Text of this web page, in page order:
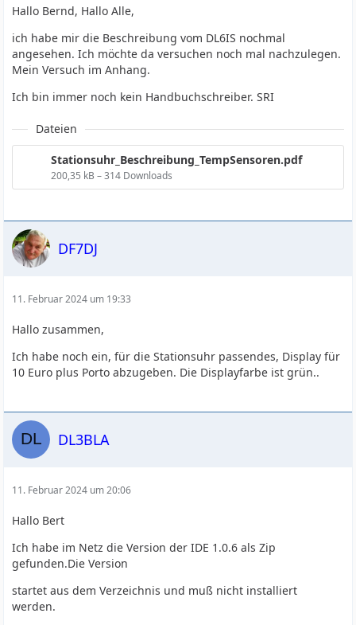
Hallo Bernd, Hallo Alle,
ich habe mir die Beschreibung vom DL6IS nochmal
angesehen. Ich möchte da versuchen noch mal nachzulegen.
Mein Versuch im Anhang.
Ich bin immer noch kein Handbuchschreiber. SRI
Dateien
Stationsuhr_Beschreibung_TempSensoren.pdf
200,35 kB – 314 Downloads
DF7DJ
11. Februar 2024 um 19:33
Hallo zusammen,
Ich habe noch ein, für die Stationsuhr passendes, Display für
10 Euro plus Porto abzugeben. Die Displayfarbe ist grün..
DL3BLA
11. Februar 2024 um 20:06
Hallo Bert
Ich habe im Netz die Version der IDE 1.0.6 als Zip
gefunden.Die Version
startet aus dem Verzeichnis und muß nicht installiert
werden.